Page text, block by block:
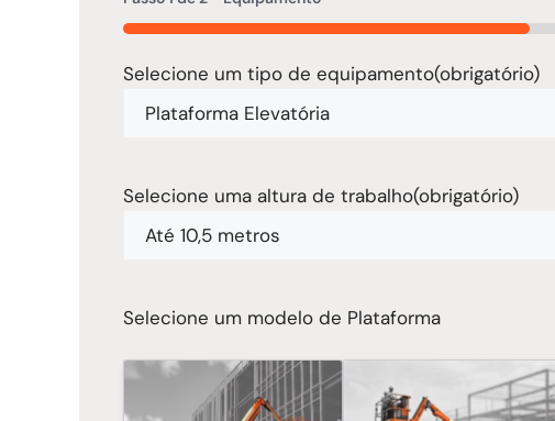
50%
Selecione um tipo de equipamento(obrigatório)
Selecione uma altura de trabalho(obrigatório)
Selecione um modelo de Plataforma